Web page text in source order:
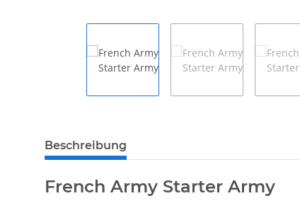
Beschreibung
French Army Starter Army